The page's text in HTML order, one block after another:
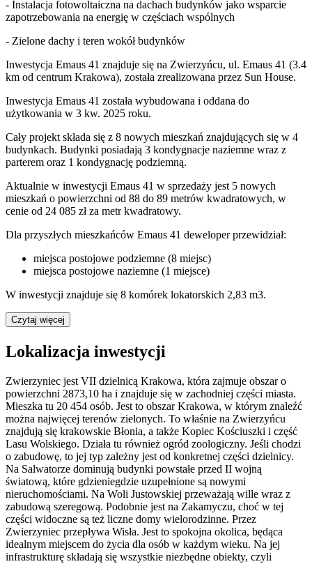
- Instalacja fotowoltaiczna na dachach budynków jako wsparcie
zapotrzebowania na energię w częściach wspólnych
- Zielone dachy i teren wokół budynków
Inwestycja Emaus 41 znajduje się na Zwierzyńcu, ul. Emaus 41 (3.4
km od centrum Krakowa), została zrealizowana przez Sun House.
Inwestycja Emaus 41 została wybudowana i oddana do
użytkowania w 3 kw. 2025 roku.
Cały projekt składa się z 8 nowych mieszkań znajdujących się w 4
budynkach. Budynki posiadają 3 kondygnacje naziemne wraz z
parterem oraz 1 kondygnację podziemną.
Aktualnie w inwestycji Emaus 41 w sprzedaży jest 5 nowych
mieszkań o powierzchni od 88 do 89 metrów kwadratowych, w
cenie od 24 085 zł za metr kwadratowy.
Dla przyszłych mieszkańców Emaus 41 deweloper przewidział:
miejsca postojowe podziemne (8 miejsc)
miejsca postojowe naziemne (1 miejsce)
W inwestycji znajduje się 8 komórek lokatorskich 2,83 m3.
Czytaj więcej
Lokalizacja inwestycji
Zwierzyniec jest VII dzielnicą Krakowa, która zajmuje obszar o
powierzchni 2873,10 ha i znajduje się w zachodniej części miasta.
Mieszka tu 20 454 osób. Jest to obszar Krakowa, w którym znaleźć
można najwięcej terenów zielonych. To właśnie na Zwierzyńcu
znajdują się krakowskie Błonia, a także Kopiec Kościuszki i część
Lasu Wolskiego. Działa tu również ogród zoologiczny. Jeśli chodzi
o zabudowę, to jej typ zależny jest od konkretnej części dzielnicy.
Na Salwatorze dominują budynki powstałe przed II wojną
światową, które gdzieniegdzie uzupełnione są nowymi
nieruchomościami. Na Woli Justowskiej przeważają wille wraz z
zabudową szeregową. Podobnie jest na Zakamyczu, choć w tej
części widoczne są też liczne domy wielorodzinne. Przez
Zwierzyniec przepływa Wisła. Jest to spokojna okolica, będąca
idealnym miejscem do życia dla osób w każdym wieku. Na jej
infrastrukturę składają się wszystkie niezbędne obiekty, czyli